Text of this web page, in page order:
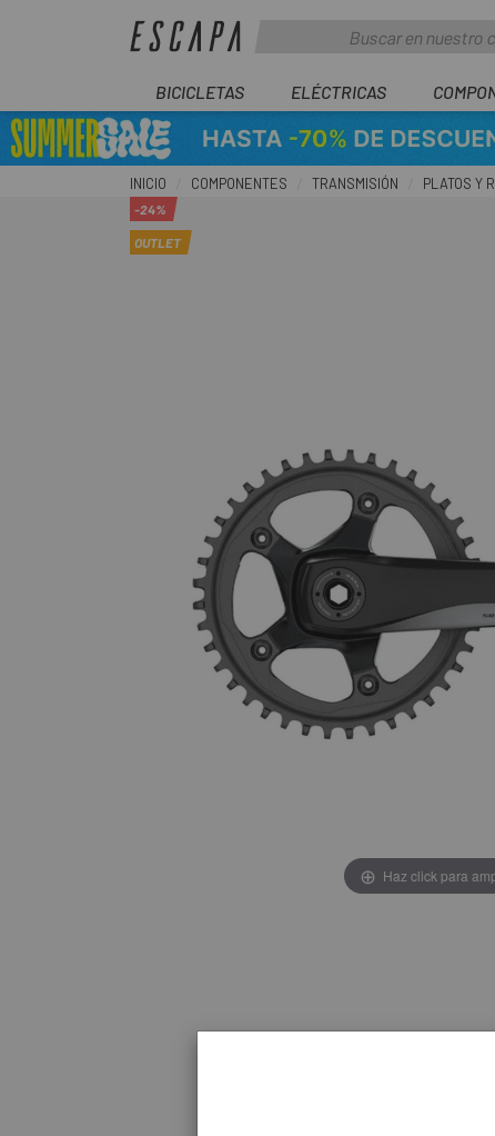
BICICLETAS ELÉCTRICAS
INICIO COMPONENTES TRANSMISIÓN PLATOS Y
-24%
OUTLET
Haz click para